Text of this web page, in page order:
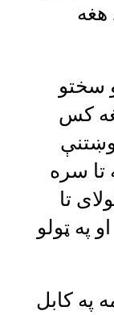
هغه
سختو
کس
تا سره
تا
په ټولو
په کابل